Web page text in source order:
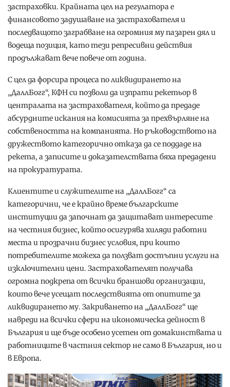
застраховки. Крайната цел на регулатора е
финансовото задушаване на застрахователя и
последващото заграбване на огромния му пазарен дял и
водеща позиция, като тези репресивни действия
продължават вече повече от година.
С цел да форсира процеса по ликвидирането на
„ДаллБогг“, КФН си позволи да изпрати рекетьор в
централата на застрахователя, който да предаде
абсурдните искания на комисията за прехвърляне на
собствеността на компанията. Но ръководството на
дружеството категорично отказа да се поддаде на
рекета, а записите и доказателствата бяха предадени
на прокуратурата.
Клиентите и служителите на „ДаллБогг“ са
категорични, че е крайно време българските
институции да започнат да защитават интересите
на честния бизнес, който осигурява хиляди работни
места и прозрачни бизнес условия, при които
потребителите можеха да ползват достъпни услуги на
изключителни цени. Застрахователят получава
огромна подкрепа от всички браншови организации,
които вече усещат последствията от опитите за
ликвидирането му. Закриването на „ДаллБогг“ ще
навреди на всички сфери на икономическа дейност в
България и ще бъде особено усетен от домакинствата и
работниците в частния сектор не само в България, но и
в Европа.